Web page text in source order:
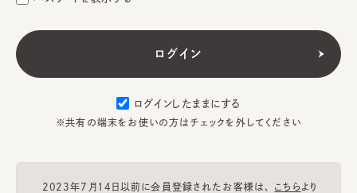
ログインしたままにする
※共有の端末をお使いの方はチェックを外してください
2023年7月14日以前に会員登録されたお客様は、 こちらより